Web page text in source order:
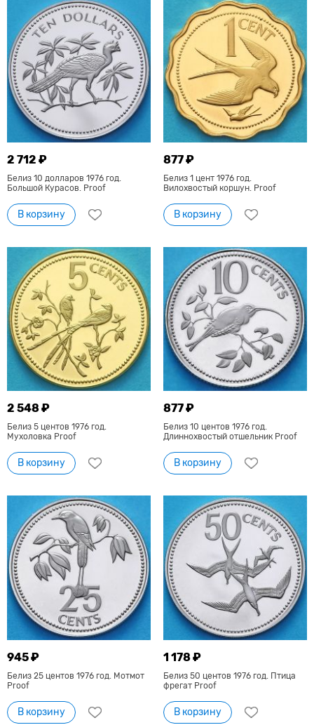
2 712 ₽
Белиз 10 долларов 1976 год.
Большой Курасов. Proof
В корзину
877 ₽
Белиз 1 цент 1976 год.
Вилохвостый коршун. Proof
В корзину
2 548 ₽
Белиз 5 центов 1976 год.
Мухоловка Proof
В корзину
877 ₽
Белиз 10 центов 1976 год.
Длиннохвостый отшельник Proof
В корзину
945 ₽
Белиз 25 центов 1976 год. Мотмот
Proof
В корзину
1 178 ₽
Белиз 50 центов 1976 год. Птица
фрегат Proof
В корзину